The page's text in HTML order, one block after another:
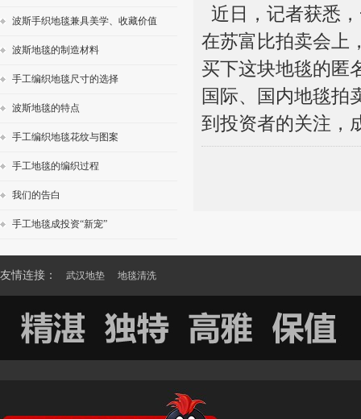
波斯手织地毯兼具美学、收藏价值
波斯地毯的制造材料
手工编织地毯尺寸的选择
波斯地毯的特点
手工编织地毯花纹与图案
手工地毯的编织过程
我们的告白
手工地毯成投资“新宠”
近日，记者获悉
在苏富比拍卖会上
买下这块地毯的
国际、国内地毯拍
到投资者的关注
友情连接： 武汉地垫 地毯清洗